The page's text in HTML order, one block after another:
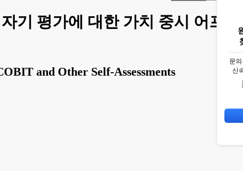
기 평가에 대한 가치 중시 어프
and Other Self-Assessments
문
신